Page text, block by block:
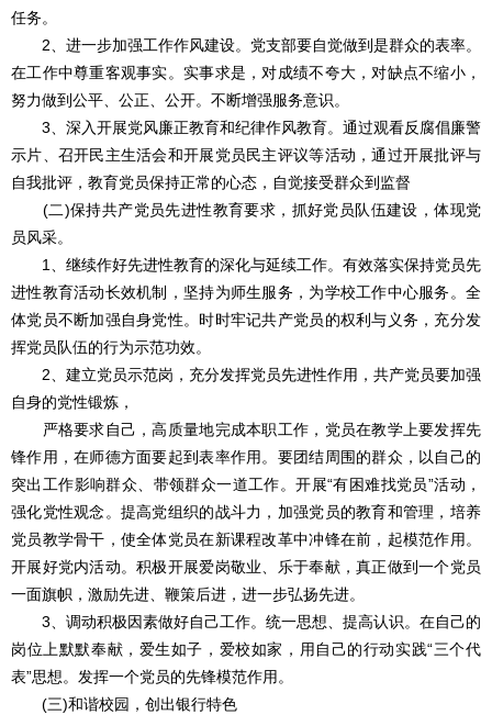
任务。
2、进一步加强工作作风建设。党支部要自觉做到是群众的表率。
在工作中尊重客观事实。实事求是，对成绩不夸大，对缺点不缩小，
努力做到公平、公正、公开。不断增强服务意识。
3、深入开展党风廉正教育和纪律作风教育。通过观看反腐倡廉警
示片、召开民主生活会和开展党员民主评议等活动，通过开展批评与
自我批评，教育党员保持正常的心态，自觉接受群众到监督
(二)保持共产党员先进性教育要求，抓好党员队伍建设，体现党
员风采。
1、继续作好先进性教育的深化与延续工作。有效落实保持党员先
进性教育活动长效机制，坚持为师生服务，为学校工作中心服务。全
体党员不断加强自身党性。时时牢记共产党员的权利与义务，充分发
挥党员队伍的行为示范功效。
2、建立党员示范岗，充分发挥党员先进性作用，共产党员要加强
自身的党性锻炼，
严格要求自己，高质量地完成本职工作，党员在教学上要发挥先
锋作用，在师德方面要起到表率作用。要团结周围的群众，以自己的
突出工作影响群众、带领群众一道工作。开展“有困难找党员”活动，
强化党性观念。提高党组织的战斗力，加强党员的教育和管理，培养
党员教学骨干，使全体党员在新课程改革中冲锋在前，起模范作用。
开展好党内活动。积极开展爱岗敬业、乐于奉献，真正做到一个党员
一面旗帜，激励先进、鞭策后进，进一步弘扬先进。
3、调动积极因素做好自己工作。统一思想、提高认识。在自己的
岗位上默默奉献，爱生如子，爱校如家，用自己的行动实践“三个代
表”思想。发挥一个党员的先锋模范作用。
(三)和谐校园，创出银行特色